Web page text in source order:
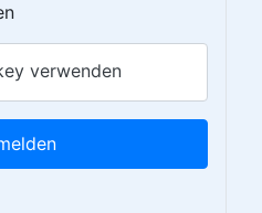
verwenden